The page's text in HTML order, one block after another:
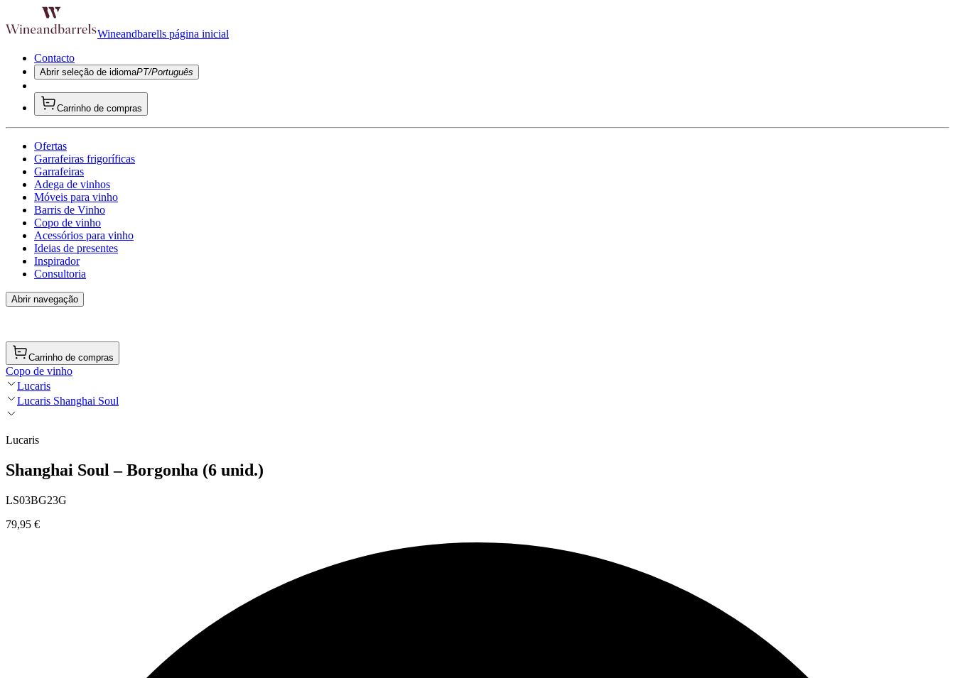
Wineandbarells página inicial
Contacto
Abrir seleção de idiomaPT/Português
Carrinho de compras
Ofertas
Garrafeiras frigoríficas
Garrafeiras
Adega de vinhos
Móveis para vinho
Barris de Vinho
Copo de vinho
Acessórios para vinho
Ideias de presentes
Inspirador
Consultoria
Abrir navegação
Carrinho de compras
Copo de vinho
Lucaris
Lucaris Shanghai Soul
Lucaris
Shanghai Soul – Borgonha (6 unid.)
LS03BG23G
79,95 €